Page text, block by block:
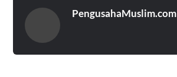
PengusahaMuslim.com